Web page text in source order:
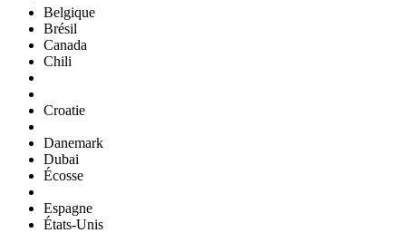
Belgique
Brésil
Canada
Chili
Croatie
Danemark
Dubai
Écosse
Espagne
États-Unis